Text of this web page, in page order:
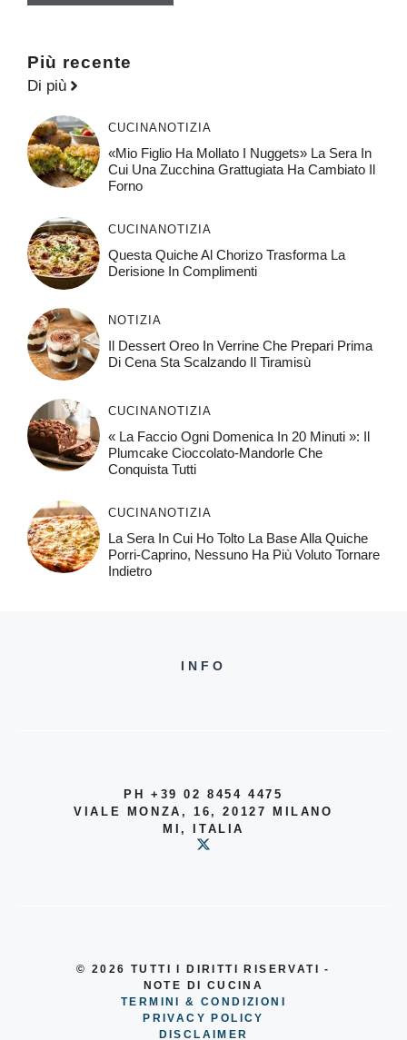
Più recente
Di più
CUCINANOTIZIA
«Mio Figlio Ha Mollato I Nuggets» La Sera In
Cui Una Zucchina Grattugiata Ha Cambiato Il
Forno
CUCINANOTIZIA
Questa Quiche Al Chorizo ​​trasforma La
Derisione In Complimenti
NOTIZIA
Il Dessert Oreo In Verrine Che Prepari Prima
Di Cena Sta Scalzando Il Tiramisù
CUCINANOTIZIA
« La Faccio Ogni Domenica In 20 Minuti »: Il
Plumcake Cioccolato-Mandorle Che
Conquista Tutti
CUCINANOTIZIA
La Sera In Cui Ho Tolto La Base Alla Quiche
Porri-Caprino, Nessuno Ha Più Voluto Tornare
Indietro
INFO
PH +39 02 8454 4475
VIALE MONZA, 16, 20127 MILANO
MI, ITALIA
© 2026 TUTTI I DIRITTI RISERVATI -
NOTE DI CUCINA
TERMINI & CONDIZIONI
PRIVACY POLICY
DISCLAIMER